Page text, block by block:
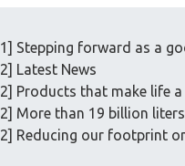
Stepping forward as a
Latest News
Products that make life
More than 19 billion
Reducing our footprint